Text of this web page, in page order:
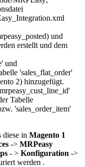
und
erstellt und dem
und
'sales_flat_order'
2) hinzugefügt.
Tabelle
'sales_order_item'
diese in Magento 1
-> MRPeasy
- > Konfiguration ->
werden .